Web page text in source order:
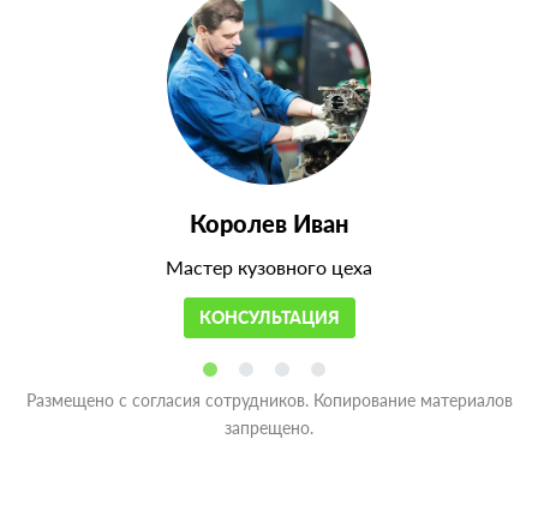
Королев Иван
Мастер кузовного цеха
КОНСУЛЬТАЦИЯ
Размещено с согласия сотрудников. Копирование материалов
запрещено.